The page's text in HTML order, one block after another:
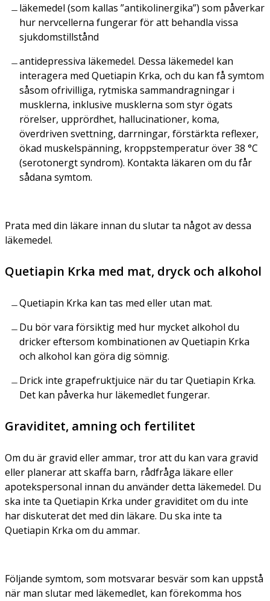
läkemedel (som kallas ”antikolinergika”) som påverkar
hur nervcellerna fungerar för att behandla vissa
sjukdomstillstånd
antidepressiva läkemedel. Dessa läkemedel kan
interagera med Quetiapin Krka, och du kan få symtom
såsom ofrivilliga, rytmiska sammandragningar i
musklerna, inklusive musklerna som styr ögats
rörelser, upprördhet, hallucinationer, koma,
överdriven svettning, darrningar, förstärkta reflexer,
ökad muskelspänning, kroppstemperatur över 38 °C
(serotonergt syndrom). Kontakta läkaren om du får
sådana symtom.
Prata med din läkare innan du slutar ta något av dessa
läkemedel.
Quetiapin Krka med mat, dryck och alkohol
Quetiapin Krka kan tas med eller utan mat.
Du bör vara försiktig med hur mycket alkohol du
dricker eftersom kombinationen av Quetiapin Krka
och alkohol kan göra dig sömnig.
Drick inte grapefruktjuice när du tar Quetiapin Krka.
Det kan påverka hur läkemedlet fungerar.
Graviditet, amning och fertilitet
Om du är gravid eller ammar, tror att du kan vara gravid
eller planerar att skaffa barn, rådfråga läkare eller
apotekspersonal innan du använder detta läkemedel. Du
ska inte ta Quetiapin Krka under graviditet om du inte
har diskuterat det med din läkare. Du ska inte ta
Quetiapin Krka om du ammar.
Följande symtom, som motsvarar besvär som kan uppstå
när man slutar med läkemedlet, kan förekomma hos